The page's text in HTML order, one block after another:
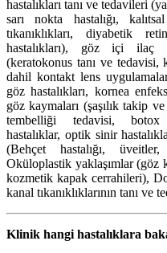
hastalıkları tanı ve tedavileri
sarı nokta hastalığı,
tıkanıklıkları, diyabetik
hastalıkları), göz içi ilaç
(keratokonus tanı ve tedavisi,
dahil kontakt lens
göz hastalıkları, kornea
göz kaymaları (şaşılık takip
tembelliği tedavisi, botox
hastalıklar, optik sinir
(Behçet hastalığı,
Oküloplastik yaklaşımlar (göz
kozmetik kapak cerrahileri),
kanal tıkanıklıklarının tanı ve
Klinik hangi hastalıklara